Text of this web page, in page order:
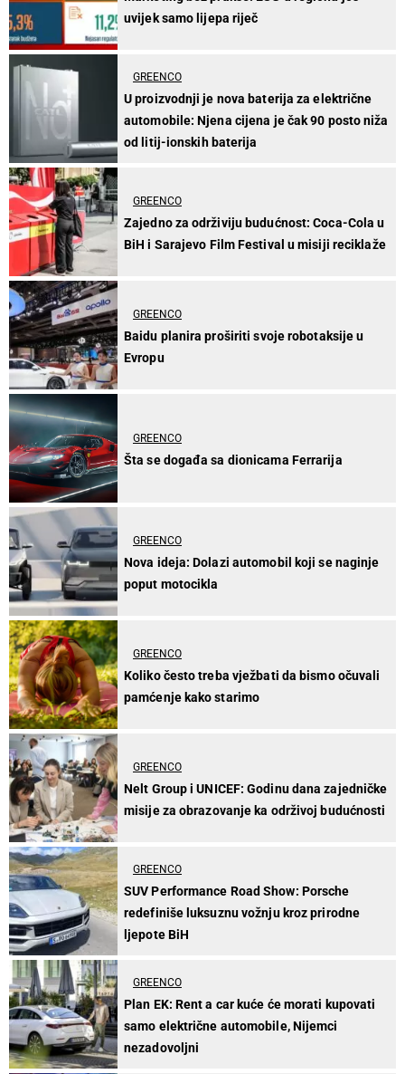
uvijek samo lijepa riječ
GREENCO
U proizvodnji je nova baterija za električne
automobile: Njena cijena je čak 90 posto niža
od litij-ionskih baterija
GREENCO
Zajedno za održiviju budućnost: Coca-Cola u
BiH i Sarajevo Film Festival u misiji reciklaže
GREENCO
Baidu planira proširiti svoje robotaksije u
Evropu
GREENCO
Šta se događa sa dionicama Ferrarija
GREENCO
Nova ideja: Dolazi automobil koji se naginje
poput motocikla
GREENCO
Koliko često treba vježbati da bismo očuvali
pamćenje kako starimo
GREENCO
Nelt Group i UNICEF: Godinu dana zajedničke
misije za obrazovanje ka održivoj budućnosti
GREENCO
SUV Performance Road Show: Porsche
redefiniše luksuznu vožnju kroz prirodne
ljepote BiH
GREENCO
Plan EK: Rent a car kuće će morati kupovati
samo električne automobile, Nijemci
nezadovoljni